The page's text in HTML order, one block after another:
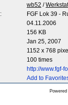
wb52 /
FGF Lok 39 -
04.11.2006
156 KB
Jan 25, 2007
1152 x 768
100 times
http://www.fgf-
Add to